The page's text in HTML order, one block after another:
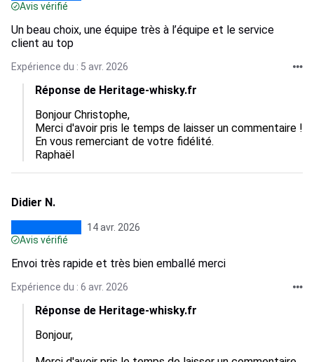
Avis vérifié
Un beau choix, une équipe très à l’équipe et le service
client au top
Expérience du : 5 avr. 2026
Réponse de Heritage-whisky.fr
Bonjour Christophe,
Merci d'avoir pris le temps de laisser un commentaire !
En vous remerciant de votre fidélité.
Raphaël
Didier N.
14 avr. 2026
Avis vérifié
Envoi très rapide et très bien emballé merci
Expérience du : 6 avr. 2026
Réponse de Heritage-whisky.fr
Bonjour,